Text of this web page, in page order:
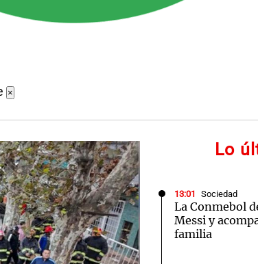
×
Lo
13:01 Sociedad
La Conmebol
Messi y
familia